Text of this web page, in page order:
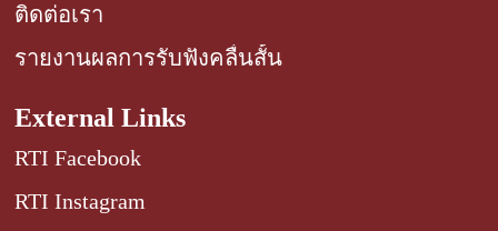
ติดต่อเรา
รายงานผลการรับฟังคลื่นสั้น
External Links
RTI Facebook
RTI Instagram